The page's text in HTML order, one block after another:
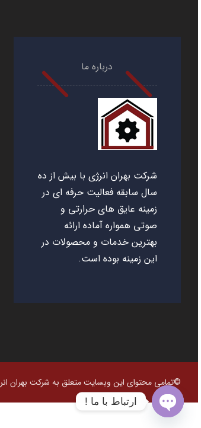
درباره ما
شرکت بهران انرژی با بیش از ده
سال سابقه فعالیت حرفه ای در
زمینه عایق های حرارتی و
صوتی همواره آماده ارائه
بهترین خدمات و محصولات در
این زمینه بوده است.
©تمامی محتوای این وبسایت متعلق به شرکت بهران
ارتباط با ما !